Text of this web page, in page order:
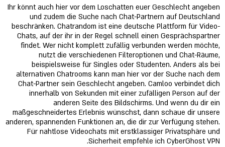
Ihr könnt auch hier vor dem Loschatten euer Geschlecht angeben
und zudem die Suche nach Chat-Partnern auf Deutschland
beschränken. Chatrandom ist eine deutsche Plattform für Video-
Chats, auf der ihr in der Regel schnell einen Gesprächspartner
findet. Wer nicht komplett zufällig verbunden werden möchte,
nutzt die verschiedenen Filteroptionen und Chat-Räume,
beispielsweise für Singles oder Studenten. Anders als bei
alternativen Chatrooms kann man hier vor der Suche nach dem
Chat-Partner sein Geschlecht angeben. Camloo verbindet dich
innerhalb von Sekunden mit einer zufälligen Person auf der
anderen Seite des Bildschirms. Und wenn du dir ein
maßgeschneidertes Erlebnis wünschst, dann schaue dir unsere
anderen, spannenden Funktionen an, die dir zur Verfügung stehen.
Für nahtlose Videochats mit erstklassiger Privatsphäre und
Sicherheit empfehle ich CyberGhost VPN.